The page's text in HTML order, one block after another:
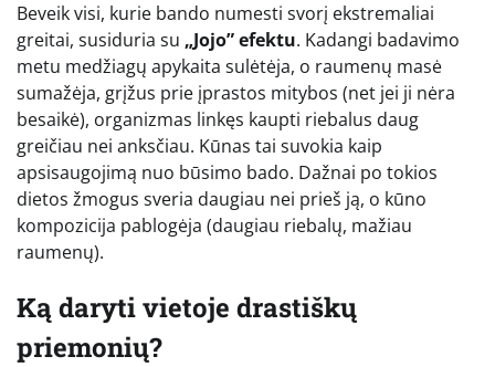
Beveik visi, kurie bando numesti svorį ekstremaliai
greitai, susiduria su „Jojo” efektu. Kadangi badavimo
metu medžiagų apykaita sulėtėja, o raumenų masė
sumažėja, grįžus prie įprastos mitybos (net jei ji nėra
besaikė), organizmas linkęs kaupti riebalus daug
greičiau nei anksčiau. Kūnas tai suvokia kaip
apsisaugojimą nuo būsimo bado. Dažnai po tokios
dietos žmogus sveria daugiau nei prieš ją, o kūno
kompozicija pablogėja (daugiau riebalų, mažiau
raumenų).
Ką daryti vietoje drastiškų
priemonių?